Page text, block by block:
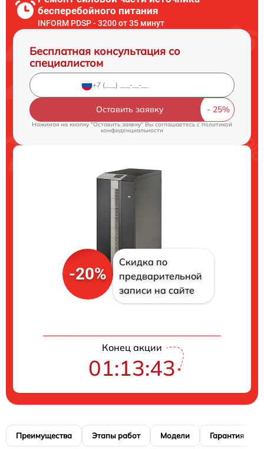
бесперебойного питания
INFORM PDSP - 3200 от 35 минут
Бесплатная консультация со
специалистом
Оставить заявку
Нажимая на кнопку "Оставить заявку" Вы соглашаетесь cполитикой
конфиденциальности
-20%
Скидка по
предварительной
записи на сайте
Конец акции
01:13:42
Преимущества Этапы работ Модели Гарантия